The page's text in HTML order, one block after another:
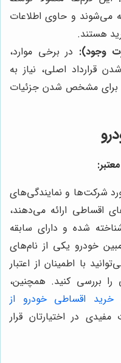
می‌شوند و حاوی اطلاعات
هستند.
وجود): در برخی موارد،
قرارداد اصلی، نیاز به
برای مشخص شدن جزئیات
شرکت‌ها و نمایندگی‌های
اقساطی ارائه می‌دهند،
شده و دارای سابقه
خودرو یکی از نام‌های
با اطمینان از اعتبار
بررسی کنید. همچنین،
خرید اقساطی خودرو از
مفیدی در اختیارتان قرار